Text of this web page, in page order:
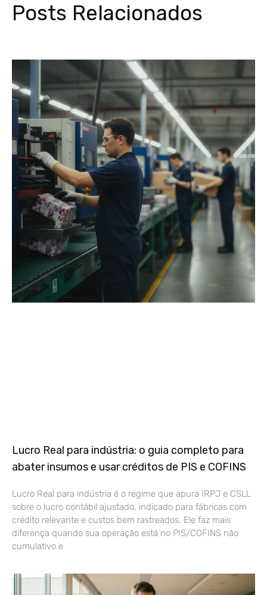
Posts Relacionados
Lucro Real para indústria: o guia completo para
abater insumos e usar créditos de PIS e COFINS
Lucro Real para indústria é o regime que apura IRPJ e CSLL
sobre o lucro contábil ajustado, indicado para fábricas com
crédito relevante e custos bem rastreados. Ele faz mais
diferença quando sua operação está no PIS/COFINS não
cumulativo e